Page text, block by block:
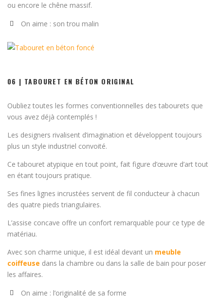
ou encore le chêne massif.
On aime : son trou malin
06 | TABOURET EN BÉTON ORIGINAL
Oubliez toutes les formes conventionnelles des tabourets que
vous avez déjà contemplés !
Les designers rivalisent d’imagination et développent toujours
plus un style industriel convoité.
Ce tabouret atypique en tout point, fait figure d’œuvre d’art tout
en étant toujours pratique.
Ses fines lignes incrustées servent de fil conducteur à chacun
des quatre pieds triangulaires.
L’assise concave offre un confort remarquable pour ce type de
matériau.
Avec son charme unique, il est idéal devant un meuble
coiffeuse dans la chambre ou dans la salle de bain pour poser
les affaires.
On aime : l’originalité de sa forme